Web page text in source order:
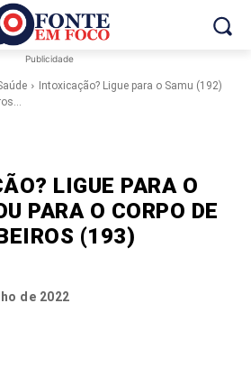
Publicidade
Intoxicação? Ligue para o Samu (192)
LIGUE PARA O
PARA O CORPO DE
(193)
de 2022